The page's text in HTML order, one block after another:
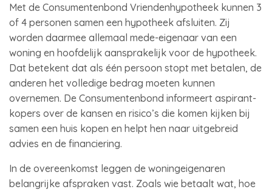
Met de Consumentenbond Vriendenhypotheek kunnen 3
of 4 personen samen een hypotheek afsluiten. Zij
worden daarmee allemaal mede-eigenaar van een
woning en hoofdelijk aansprakelijk voor de hypotheek.
Dat betekent dat als één persoon stopt met betalen, de
anderen het volledige bedrag moeten kunnen
overnemen. De Consumentenbond informeert aspirant-
kopers over de kansen en risico’s die komen kijken bij
samen een huis kopen en helpt hen naar uitgebreid
advies en de financiering.
In de overeenkomst leggen de woningeigenaren
belangrijke afspraken vast. Zoals wie betaalt wat, hoe